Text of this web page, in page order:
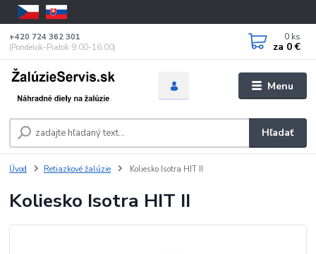
Menu
Hľadať
+420 724 362 301
(Pondelok-Piatok 9:00-16:00)
0 ks
za 0 €
Úvod Retiazkové žalúzie Koliesko Isotra HIT II
Koliesko Isotra HIT II